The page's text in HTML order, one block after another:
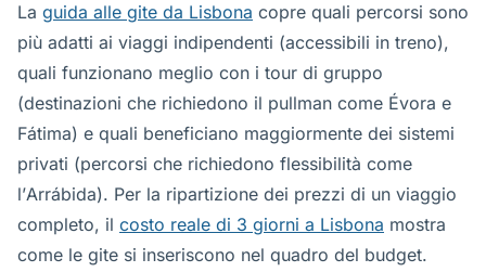
La guida alle gite da Lisbona copre quali percorsi sono
più adatti ai viaggi indipendenti (accessibili in treno),
quali funzionano meglio con i tour di gruppo
(destinazioni che richiedono il pullman come Évora e
Fátima) e quali beneficiano maggiormente dei sistemi
privati (percorsi che richiedono flessibilità come
l’Arrábida). Per la ripartizione dei prezzi di un viaggio
completo, il costo reale di 3 giorni a Lisbona mostra
come le gite si inseriscono nel quadro del budget.